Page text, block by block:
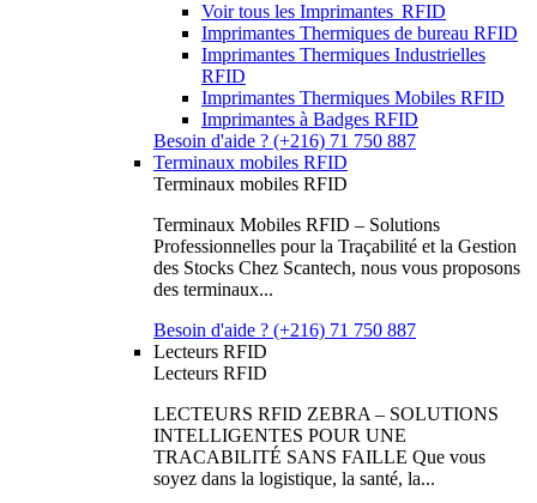
Voir tous les Imprimantes RFID
Imprimantes Thermiques de bureau RFID
Imprimantes Thermiques Industrielles
RFID
Imprimantes Thermiques Mobiles RFID
Imprimantes à Badges RFID
Besoin d'aide ? (+216) 71 750 887
Terminaux mobiles RFID
Terminaux mobiles RFID
Terminaux Mobiles RFID – Solutions
Professionnelles pour la Traçabilité et la Gestion
des Stocks Chez Scantech, nous vous proposons
des terminaux...
Besoin d'aide ? (+216) 71 750 887
Lecteurs RFID
Lecteurs RFID
LECTEURS RFID ZEBRA – SOLUTIONS
INTELLIGENTES POUR UNE
TRACABILITÉ SANS FAILLE Que vous
soyez dans la logistique, la santé, la...